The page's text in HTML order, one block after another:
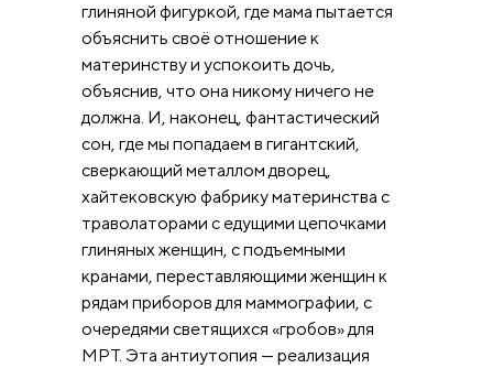
глиняной фигуркой, где мама пытается
объяснить своё отношение к
материнству и успокоить дочь,
объяснив, что она никому ничего не
должна. И, наконец, фантастический
сон, где мы попадаем в гигантский,
сверкающий металлом дворец,
хайтековскую фабрику материнства с
траволаторами с едущими цепочками
глиняных женщин, с подъемными
кранами, переставляющими женщин к
рядам приборов для маммографии, с
очередями светящихся «гробов» для
МРТ. Эта антиутопия — реализация